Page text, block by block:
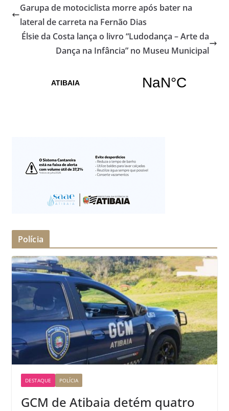
Garupa de motociclista morre após bater na
lateral de carreta na Fernão Dias
Élsie da Costa lança o livro “Ludodança – Arte da
Dança na Infância” no Museu Municipal
Polícia
DESTAQUE POLÍCIA
GCM de Atibaia detém quatro